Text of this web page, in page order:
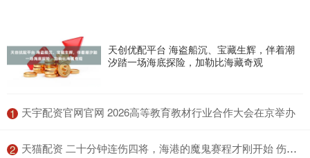
天创优配平台 海盗船沉、宝藏生辉，伴着潮
汐踏一场海底探险，加勒比海藏奇观
1 ​天宇配资官网官网 2026高等教育教材行业合作大会在京举办
2 ​天猫配资 二十分钟连伤四将，海港的魔鬼赛程才刚开始 伤病风暴来袭